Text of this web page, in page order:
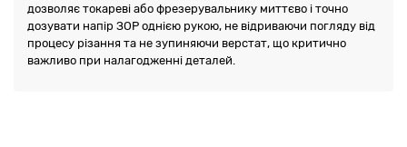
дозволяє токареві або фрезерувальнику миттєво і точно
дозувати напір ЗОР однією рукою, не відриваючи погляду від
процесу різання та не зупиняючи верстат, що критично
важливо при налагодженні деталей.